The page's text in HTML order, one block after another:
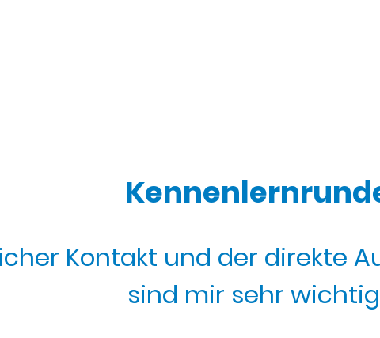
Kontakt und der direkte
sind mir sehr